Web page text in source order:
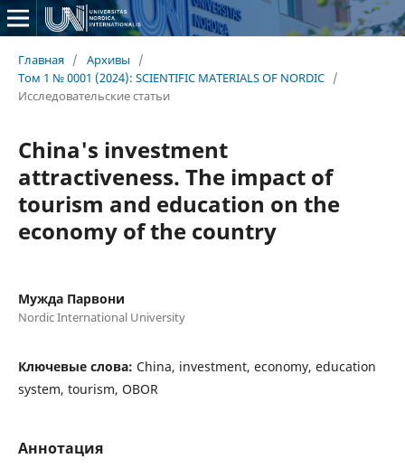
Главная / Архивы
/
Том 1 № 0001 (2024): SCIENTIFIC MATERIALS OF NORDIC /
Исследовательские статьи
China's investment
attractiveness. The impact of
tourism and education on the
economy of the country
Мужда Парвони
Nordic International University
Ключевые слова: China, investment, economy, education
system, tourism, OBOR
Аннотация